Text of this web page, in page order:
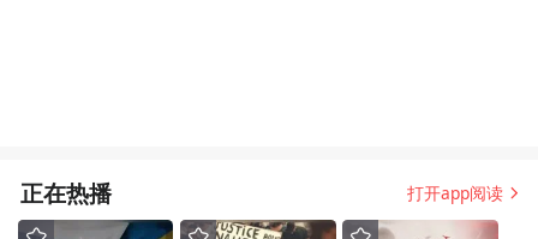
正在热播 打开app阅读